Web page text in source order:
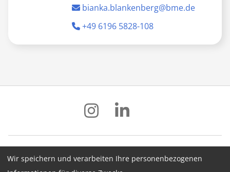
bianka.blankenberg@bme.de
+49 6196 5828-108
Impressum Datenschutz
AGB
Wir speichern und verarbeiten Ihre personenbezogenen